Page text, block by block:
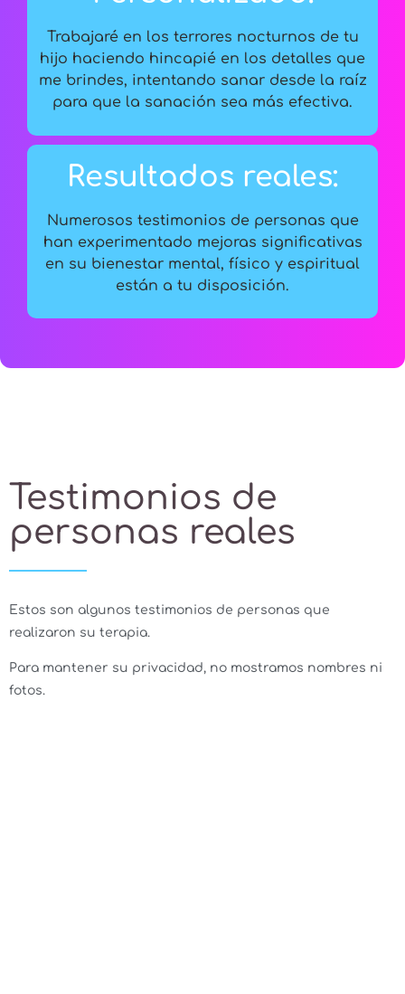
Trabajaré en los terrores nocturnos de tu
hijo haciendo hincapié en los detalles que
me brindes, intentando sanar desde la raíz
para que la sanación sea más efectiva.
Resultados reales:
Numerosos testimonios de personas que
han experimentado mejoras significativas
en su bienestar mental, físico y espiritual
están a tu disposición.
Testimonios de
personas reales
Estos son algunos testimonios de personas que
realizaron su terapia.
Para mantener su privacidad, no mostramos nombres ni
fotos.